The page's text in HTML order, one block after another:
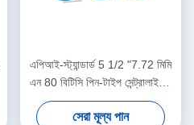
এপিআই-স্ট্যান্ডার্ড 5 1/2 "7.72 মিমি
এন 80 বিটিসি পিন-টাইপ সেন্ট্রালাইজার
তেল ও গ্যাস অপারেশনে কেসিং
সেন্ট্রালাইজার স্থানচ্যুতি সীমাবদ্ধ করার
সেরা মূল্য পান